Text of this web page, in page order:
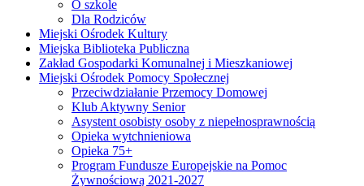
O szkole
Dla Rodziców
Miejski Ośrodek Kultury
Miejska Biblioteka Publiczna
Zakład Gospodarki Komunalnej i Mieszkaniowej
Miejski Ośrodek Pomocy Społecznej
Przeciwdziałanie Przemocy Domowej
Klub Aktywny Senior
Asystent osobisty osoby z niepełnosprawnością
Opieka wytchnieniowa
Opieka 75+
Program Fundusze Europejskie na Pomoc
Żywnościową 2021-2027